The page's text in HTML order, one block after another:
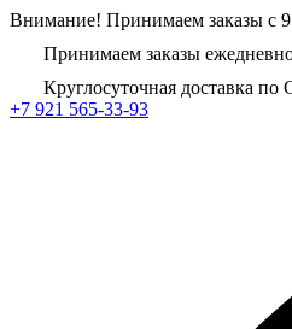
Внимание! Принимаем заказы с
Принимаем заказы
Круглосуточная доставка
+7 921 565-33-93